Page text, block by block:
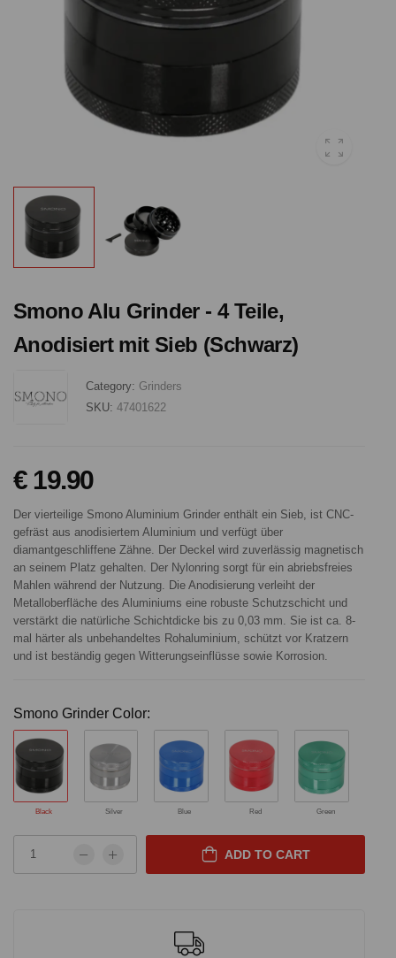
Smono Alu Grinder - 4 Teile,
Anodisiert mit Sieb (Schwarz)
Category: Grinders
SKU: 47401622
€ 19.90
Der vierteilige Smono Aluminium Grinder enthält ein Sieb, ist CNC-
gefräst aus anodisiertem Aluminium und verfügt über
diamantgeschliffene Zähne. Der Deckel wird zuverlässig magnetisch
an seinem Platz gehalten. Der Nylonring sorgt für ein abriebsfreies
Mahlen während der Nutzung. Die Anodisierung verleiht der
Metalloberfläche des Aluminiums eine robuste Schutzschicht und
verstärkt die natürliche Schichtdicke bis zu 0,03 mm. Sie ist ca. 8-
mal härter als unbehandeltes Rohaluminium, schützt vor Kratzern
und ist beständig gegen Witterungseinflüsse sowie Korrosion.
Smono Grinder Color:
Black Silver Blue Red Green
ADD TO CART